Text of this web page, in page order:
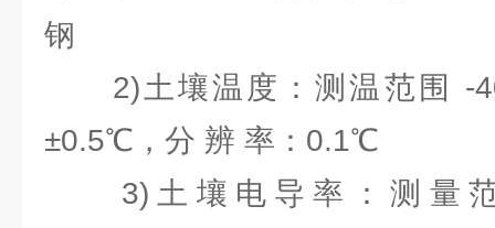
钢
2)土壤温度：测温范围 -
±0.5℃，分 辨 率：0.1℃
3)土壤电导率：测量范